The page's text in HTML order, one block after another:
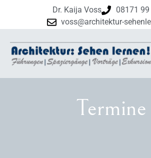
Dr. Kaija Voss
08171
voss@architektur-
Termine